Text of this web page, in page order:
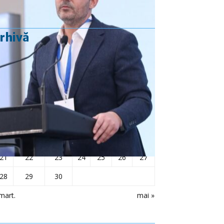
aprilie 2025
Ma Mi D
mai »
1 2 5
6
10 11 12
13
18
20
22 23 24 25 26
27
29 30